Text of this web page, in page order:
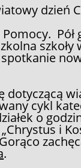
dzień
Pół
dotyczącą
cykl
o
i
.